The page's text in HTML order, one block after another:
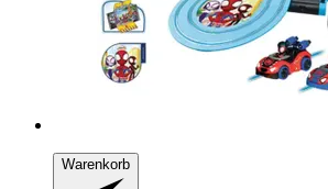
Warenkorb